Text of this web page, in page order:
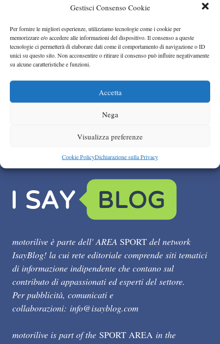
Gestisci Consenso Cookie
Per fornire le migliori esperienze, utilizziamo tecnologie come i cookie per
memorizzare e/o accedere alle informazioni del dispositivo. Il consenso a queste
tecnologie ci permetterà di elaborare dati come il comportamento di navigazione o ID
unici su questo sito. Non acconsentire o ritirare il consenso può influire negativamente
su alcune caratteristiche e funzioni.
Accetta
Nega
Visualizza preferenze
Cookie PolicyDichiarazione sulla Privacy
scarico aftermarket omologato
Audi Q4 e-Tron 40 Business elettrica: mobilità
sostenibile, stile, anche con noleggio a lungo
termine
Ufficiale l’arrivo degli stop lampeggianti
obbligatori in Italia
Le caratteristiche del motore Turbo 100 di
motorilive è parte dell' AREA SPORT del network
IsayBlog! la cui rete editoriale comprende siti tematici
di informazione indipendente che contano sul
contributo di appassionati ed esperti del settore.
Per pubblicità, comunicati e
collaborazioni: info@isayblog.com
motorilive is part of the SPORT AREA in the